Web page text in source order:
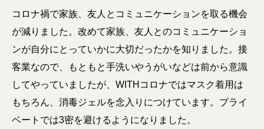
コロナ禍で家族、友人とコミュニケーションを取る機会
が減りました。改めて家族、友人とのコミュニケーショ
ンが自分にとっていかに大切だったかを知りました。接
客業なので、もともと手洗いやうがいなどは前から意識
してやっていましたが、WITHコロナではマスク着用は
もちろん、消毒ジェルを念入りにつけています。プライ
ベートでは3密を避けるようになりました。